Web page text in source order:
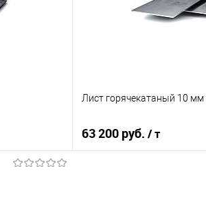
Лист горячекатаный 10
63 200 руб. / т